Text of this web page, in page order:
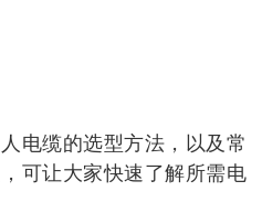
电缆的选型方法，以及常
可让大家快速了解所需电